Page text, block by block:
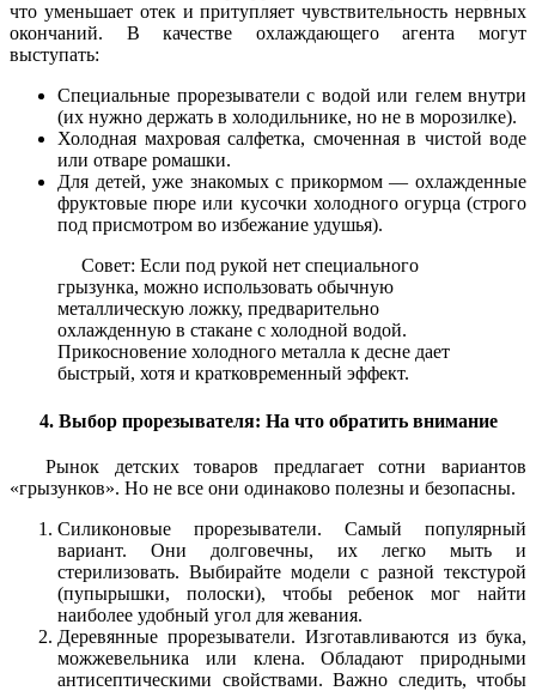
что уменьшает отек и притупляет чувствительность нервных
окончаний. В качестве охлаждающего агента могут
выступать:
Специальные прорезыватели с водой или гелем внутри
(их нужно держать в холодильнике, но не в морозилке).
Холодная махровая салфетка, смоченная в чистой воде
или отваре ромашки.
Для детей, уже знакомых с прикормом — охлажденные
фруктовые пюре или кусочки холодного огурца (строго
под присмотром во избежание удушья).
Совет: Если под рукой нет специального
грызунка, можно использовать обычную
металлическую ложку, предварительно
охлажденную в стакане с холодной водой.
Прикосновение холодного металла к десне дает
быстрый, хотя и кратковременный эффект.
4. Выбор прорезывателя: На что обратить внимание
Рынок детских товаров предлагает сотни вариантов
«грызунков». Но не все они одинаково полезны и безопасны.
Силиконовые прорезыватели. Самый популярный
вариант. Они долговечны, их легко мыть и
стерилизовать. Выбирайте модели с разной текстурой
(пупырышки, полоски), чтобы ребенок мог найти
наиболее удобный угол для жевания.
Деревянные прорезыватели. Изготавливаются из бука,
можжевельника или клена. Обладают природными
антисептическими свойствами. Важно следить, чтобы